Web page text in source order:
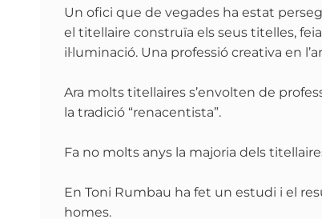
Un ofici que de vegades ha estat
el titellaire construïa els seus titelles,
il·luminació. Una professió creativa en
Ara molts titellaires s’envolten de
la tradició “renacentista”.
Fa no molts anys la majoria dels
En Toni Rumbau ha fet un estudi i el
homes.